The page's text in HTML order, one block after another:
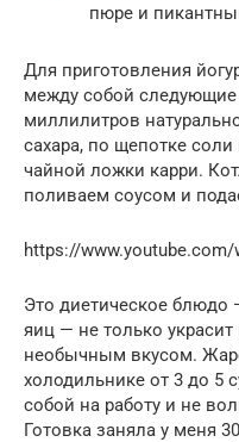
пюре и
Для приготовления
между собой следующие
миллилитров
сахара, по щепотке соли
чайной ложки карри.
поливаем соусом и
https://www.youtube.com/
Это диетическое блюдо
яиц — не только
необычным вкусом.
холодильнике от 3 до 5
собой на работу и не
Готовка заняла у меня